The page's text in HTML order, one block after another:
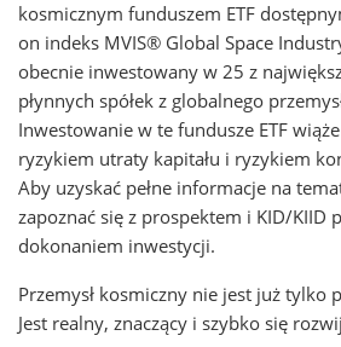
kosmicznym funduszem ETF
on indeks MVIS® Global Space
obecnie inwestowany w 25 z
płynnych spółek z globalnego
Inwestowanie w te fundusze ETF
ryzykiem utraty kapitału i ryzykiem
Aby uzyskać pełne informacje na
zapoznać się z prospektem i KID/KIID
dokonaniem inwestycji.
Przemysł kosmiczny nie jest już tylko
Jest realny, znaczący i szybko się